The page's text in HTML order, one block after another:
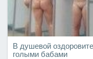
В душевой
голыми бабами